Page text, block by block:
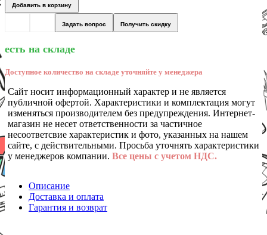
Добавить в корзину
Задать вопрос Получить скидку
есть на складе
Доступное количество на складе уточняйте у менеджера
Сайт носит информационный характер и не является
публичной офертой. Характеристики и комплектация могут
изменяться производителем без предупреждения. Интернет-
магазин не несет ответственности за частичное
несоответсвие характеристик и фото, указанных на нашем
сайте, с действительными. Просьба уточнять характеристики
у менеджеров компании. Все цены с учетом НДС.
Описание
Доставка и оплата
Гарантия и возврат